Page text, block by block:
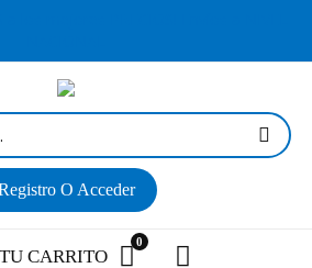
O Acceder
0
TU CARRITO